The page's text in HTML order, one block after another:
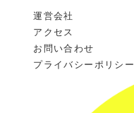
運営会社
アクセス
お問い合わせ
プライバシーポリシー